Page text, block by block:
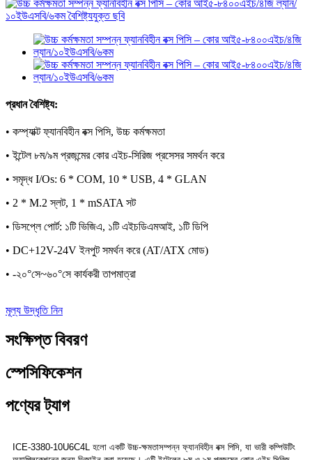
প্রধান বৈশিষ্ট্য:
• কম্প্যাক্ট ফ্যানবিহীন বক্স পিসি, উচ্চ কর্মক্ষমতা
• ইন্টেল ৮ম/৯ম প্রজন্মের কোর এইচ-সিরিজ প্রসেসর সমর্থন করে
• সমৃদ্ধ I/Os: 6 * COM, 10 * USB, 4 * GLAN
• 2 * M.2 স্লট, 1 * mSATA সট
• ডিসপ্লে পোর্ট: ১টি ভিজিএ, ১টি এইচডিএমআই, ১টি ডিপি
• DC+12V-24V ইনপুট সমর্থন করে (AT/ATX মোড)
• -২০°সে~৬০°সে কার্যকরী তাপমাত্রা
মূল্য উদ্ধৃতি নিন
সংক্ষিপ্ত বিবরণ
স্পেসিফিকেশন
পণ্যের ট্যাগ
ICE-3380-10U6C4L হলো একটি উচ্চ-ক্ষমতাসম্পন্ন ফ্যানবিহীন বক্স পিসি, যা ভারী কম্পিউটিং